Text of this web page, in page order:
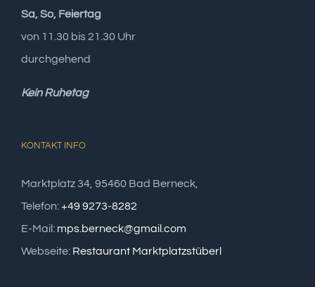
Sa, So, Feiertag
von 11.30 bis 21.30 Uhr
durchgehend
Kein Ruhetag
KONTAKT INFO
Marktplatz 34, 95460 Bad Berneck,
Telefon:+49 9273-8282
E-Mail: mps.berneck@gmail.com
Webseite: Restaurant Marktplatzstüberl